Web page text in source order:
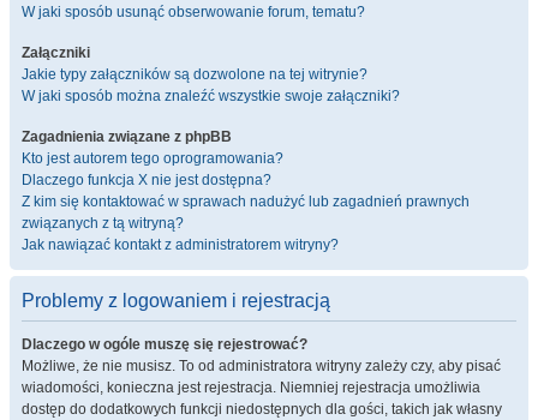
W jaki sposób usunąć obserwowanie forum, tematu?
Załączniki
Jakie typy załączników są dozwolone na tej witrynie?
W jaki sposób można znaleźć wszystkie swoje załączniki?
Zagadnienia związane z phpBB
Kto jest autorem tego oprogramowania?
Dlaczego funkcja X nie jest dostępna?
Z kim się kontaktować w sprawach nadużyć lub zagadnień prawnych
związanych z tą witryną?
Jak nawiązać kontakt z administratorem witryny?
Problemy z logowaniem i rejestracją
Dlaczego w ogóle muszę się rejestrować?
Możliwe, że nie musisz. To od administratora witryny zależy czy, aby pisać
wiadomości, konieczna jest rejestracja. Niemniej rejestracja umożliwia
dostęp do dodatkowych funkcji niedostępnych dla gości, takich jak własny